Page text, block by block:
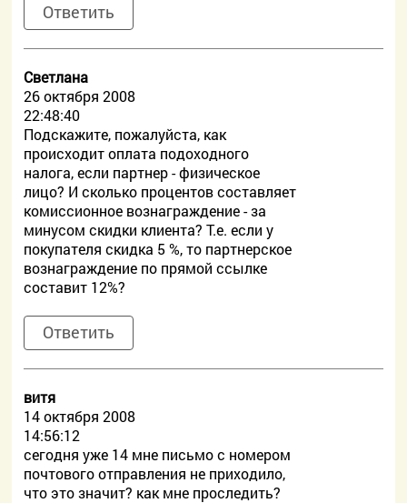
Ответить
Светлана
26 октября 2008
22:48:40
Подскажите, пожалуйста, как
происходит оплата подоходного
налога, если партнер - физическое
лицо? И сколько процентов составляет
комиссионное вознаграждение - за
минусом скидки клиента? Т.е. если у
покупателя скидка 5 %, то партнерское
вознаграждение по прямой ссылке
составит 12%?
Ответить
витя
14 октября 2008
14:56:12
сегодня уже 14 мне письмо с номером
почтового отправления не приходило,
что это значит? как мне проследить?